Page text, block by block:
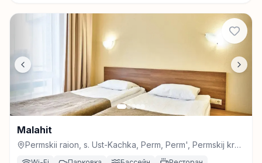
Malahit
Permskii raion, s. Ust-Kachka, Perm, Perm', Permskij kraj,